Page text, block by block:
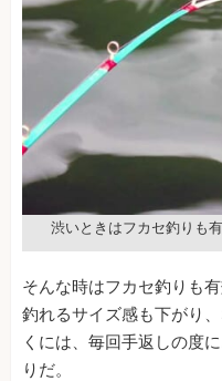
渋いときはフカセ釣りも
そんな時はフカセ釣りも
釣れるサイズ感も下がり
くには、毎回手返しの度
りだ。